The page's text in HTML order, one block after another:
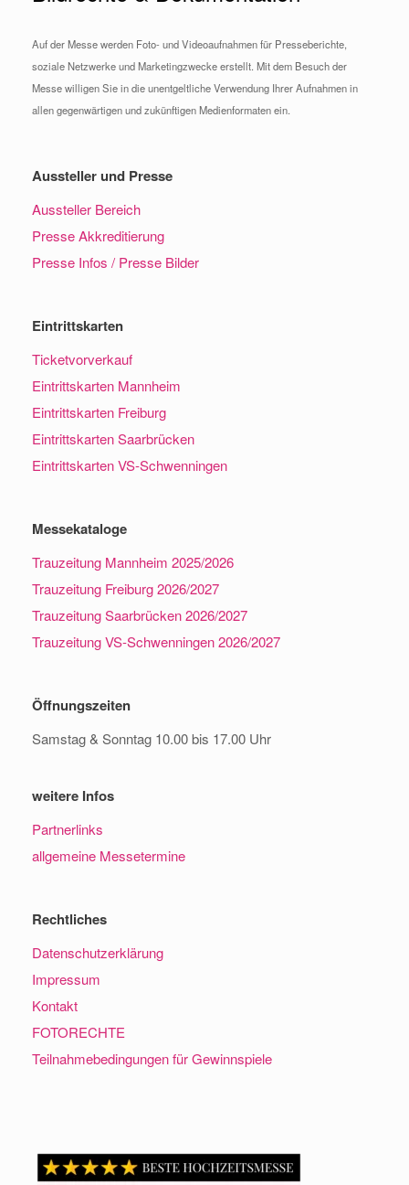
Auf der Messe werden Foto- und Videoaufnahmen für Presseberichte,
soziale Netzwerke und Marketingzwecke erstellt. Mit dem Besuch der
Messe willigen Sie in die unentgeltliche Verwendung Ihrer Aufnahmen in
allen gegenwärtigen und zukünftigen Medienformaten ein.
Aussteller und Presse
Aussteller Bereich
Presse Akkreditierung
Presse Infos / Presse Bilder
Eintrittskarten
Ticketvorverkauf
Eintrittskarten Mannheim
Eintrittskarten Freiburg
Eintrittskarten Saarbrücken
Eintrittskarten VS-Schwenningen
Messekataloge
Trauzeitung Mannheim 2025/2026
Trauzeitung Freiburg 2026/2027
Trauzeitung Saarbrücken 2026/2027
Trauzeitung VS-Schwenningen 2026/2027
Öffnungszeiten
Samstag & Sonntag 10.00 bis 17.00 Uhr
weitere Infos
Partnerlinks
allgemeine Messetermine
Rechtliches
Datenschutzerklärung
Impressum
Kontakt
FOTORECHTE
Teilnahmebedingungen für Gewinnspiele